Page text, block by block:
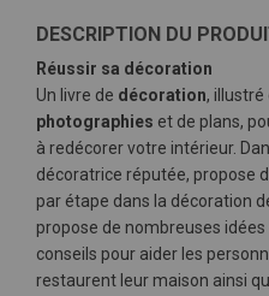
DESCRIPTION DU
Réussir sa décoration
Un livre de décoration,
photographies et de plans,
à redécorer votre intérieur.
décoratrice réputée, propose
par étape dans la décoration
propose de nombreuses
conseils pour aider les
restaurent leur maison ainsi